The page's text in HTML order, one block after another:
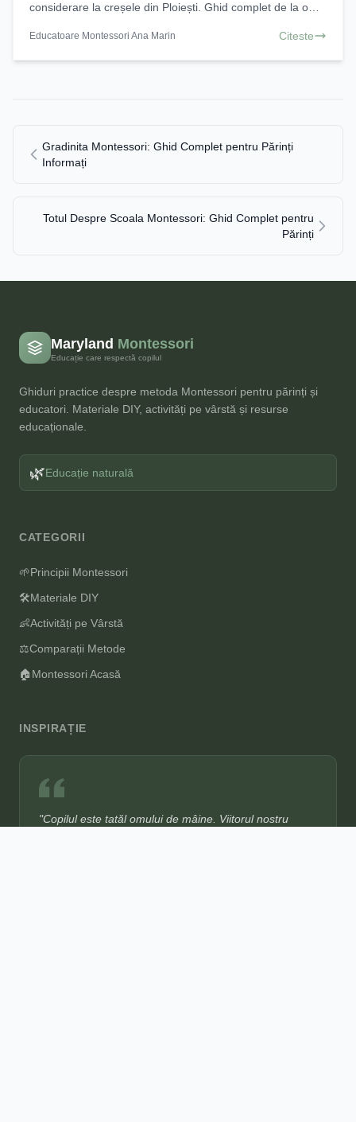
considerare la creșele din Ploiești. Ghid complet de la o
Educatoare Montessori Ana Marin Citeste
Gradinita Montessori: Ghid Complet pentru Părinți
Informați
Totul Despre Scoala Montessori: Ghid Complet pentru
Părinți
Maryland Montessori
Educație care respectă copilul
Ghiduri practice despre metoda Montessori pentru părinți și
educatori. Materiale DIY, activități pe vârstă și resurse
educaționale.
🌿Educație naturală
CATEGORII
🌱Principii Montessori
🛠️Materiale DIY
👶Activități pe Vârstă
⚖️Comparații Metode
🏠Montessori Acasă
INSPIRAȚIE
"Copilul este tatăl omului de mâine. Viitorul nostru